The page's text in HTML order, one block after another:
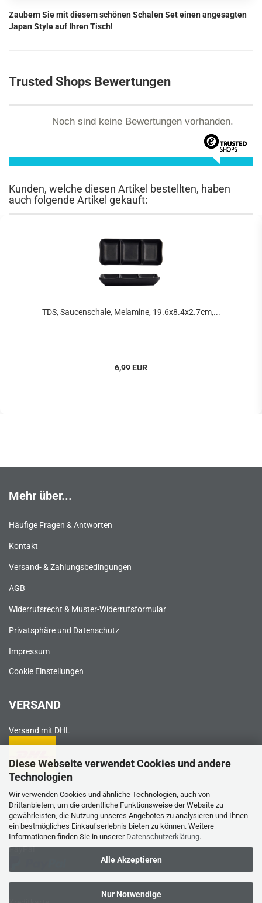
Diese Webseite verwendet Cookies und andere
Technologien
Wir verwenden Cookies und ähnliche Technologien, auch von
Drittanbietern, um die ordentliche Funktionsweise der Website zu
gewährleisten, die Nutzung unseres Angebotes zu analysieren und Ihnen
ein bestmögliches Einkaufserlebnis bieten zu können. Weitere
Informationen finden Sie in unserer Datenschutzerklärung.
Alle Akzeptieren
Nur Notwendige
Zaubern Sie mit diesem schönen Schalen Set einen angesagten
Japan Style auf Ihren Tisch!
Trusted Shops Bewertungen
Noch sind keine Bewertungen vorhanden.
Kunden, welche diesen Artikel bestellten, haben
auch folgende Artikel gekauft:
TDS, Saucenschale, Melamine, 19.6x8.4x2.7cm,...
6,99 EUR
Mehr über...
Häufige Fragen & Antworten
Kontakt
Versand- & Zahlungsbedingungen
AGB
Widerrufsrecht & Muster-Widerrufsformular
Privatsphäre und Datenschutz
Impressum
Cookie Einstellungen
VERSAND
Versand mit DHL
ZAHLUNGSWEISEN
PayPal